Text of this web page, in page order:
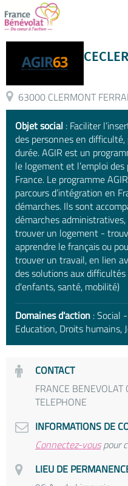
63000 CLERMONT
Objet social : Faciliter
des personnes en
durée. AGIR est un
le logement et l’emploi
France. Le programme
parcours d’intégration en
démarches. Ils sont
démarches
trouver un logement -
apprendre le français ou
trouver un travail, en lien
des solutions aux
d'enfants, santé, mobilité)
Domaines d'action : Social
Education, Droits humains,
CONTACT
FRANCE BENEVOLAT
TELEPHONE
INFORMATIONS DE
Connectez-vouspour
LIEU DE